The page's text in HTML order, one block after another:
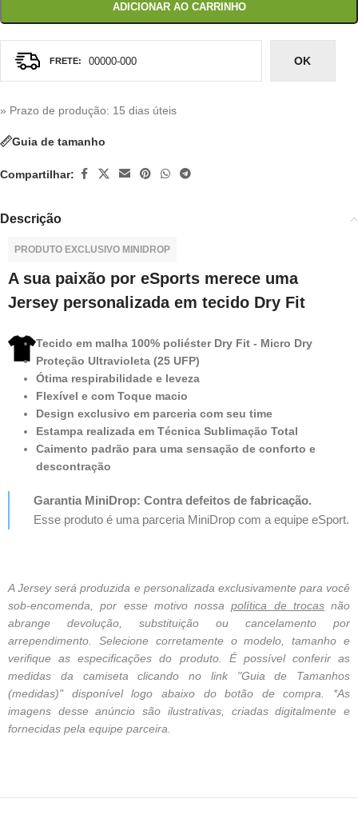
ADICIONAR AO CARRINHO
OK
» Prazo de produção: 15 dias úteis
Guia de tamanho
Compartilhar:
Descrição
PRODUTO EXCLUSIVO MINIDROP
A sua paixão por eSports merece uma
Jersey personalizada em tecido Dry Fit
Tecido em malha 100% poliéster Dry Fit - Micro Dry
Proteção Ultravioleta (25 UFP)
Ótima respirabilidade e leveza
Flexível e com Toque macio
Design exclusivo em parceria com seu time
Estampa realizada em Técnica Sublimação Total
Caimento padrão para uma sensação de conforto e
descontração
Garantia MiniDrop: Contra defeitos de fabricação.
Esse produto é uma parceria MiniDrop com a equipe eSport.
A Jersey será produzida e personalizada exclusivamente para você
sob-encomenda, por esse motivo nossapolítica de trocasnão
abrange devolução, substituição ou cancelamento por
arrependimento. Selecione corretamente o modelo, tamanho e
verifique as especificações do produto. É possível conferir as
medidas da camiseta clicando no link "Guia de Tamanhos
(medidas)" disponível logo abaixo do botão de compra. *As
imagens desse anúncio são ilustrativas, criadas digitalmente e
fornecidas pela equipe parceira.